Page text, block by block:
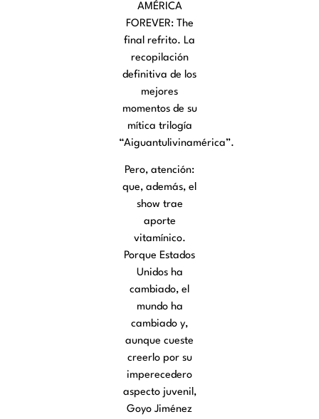
AMÉRICA
FOREVER: The
final refrito. La
recopilación
definitiva de los
mejores
momentos de su
mítica trilogía
“Aiguantulivinamérica”.
Pero, atención:
que, además, el
show trae
aporte
vitamínico.
Porque Estados
Unidos ha
cambiado, el
mundo ha
cambiado y,
aunque cueste
creerlo por su
imperecedero
aspecto juvenil,
Goyo Jiménez